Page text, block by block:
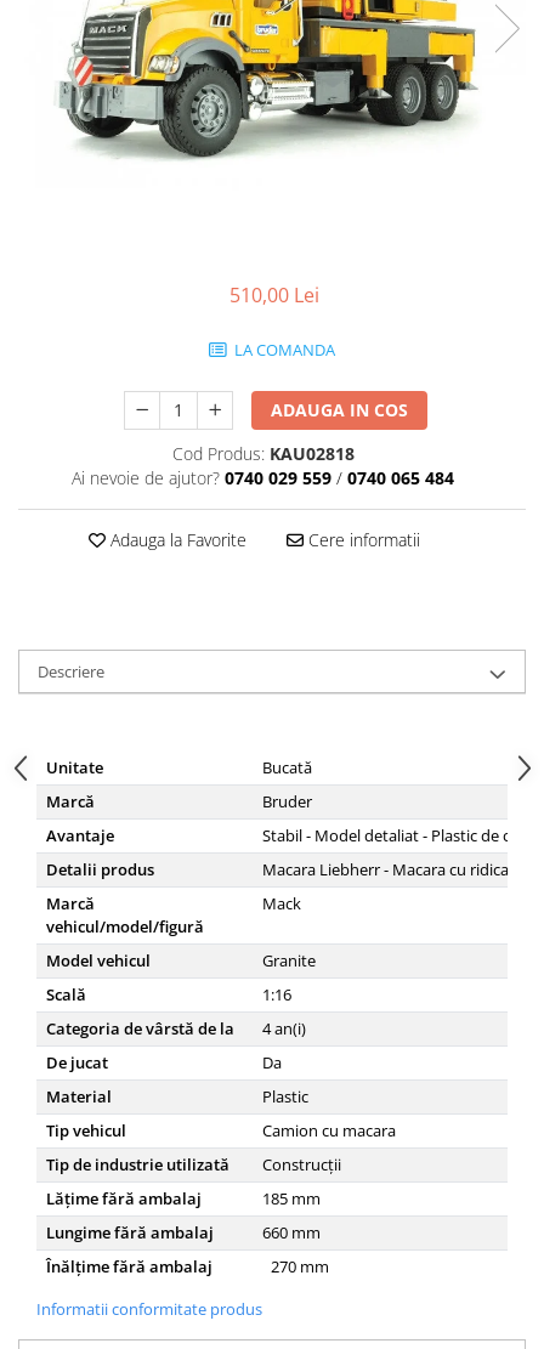
510,00 Lei
LA COMANDA
ADAUGA IN COS
Cod Produs: KAU02818
Ai nevoie de ajutor? 0740 029 559 / 0740 065 484
Adauga la Favorite Cere informatii
Descriere
Unitate
Bucată
Marcă
Bruder
Avantaje
Stabil - Model detaliat - Plastic de
Detalii produs
Macara Liebherr - Macara cu ridicare
Marcă
vehicul/model/figură
Mack
Model vehicul
Granite
Scală
1:16
Categoria de vârstă de la
4an(i)
De jucat
Da
Material
Plastic
Tip vehicul
Camion cu macara
Tip de industrie utilizată
Construcții
Lățime fără ambalaj
185 mm
Lungime fără ambalaj
660 mm
Înălțime fără ambalaj
270 mm
Informatii conformitate produs